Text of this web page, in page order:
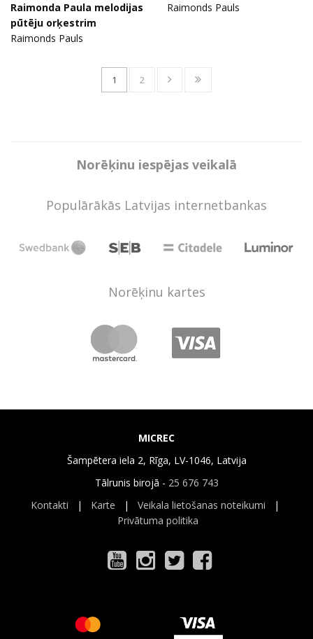
Raimonda Paula melodijas
pūtēju orķestrim
Raimonds Pauls
Raimonds Pauls
1 2
Norēķinu iespējas veikalā
Populārākās Latvijas internetbankas
Norēķinu kartes
MICREC
Šampētera iela 2, Rīga, LV-1046, Latvija
Tālrunis birojā - 25 676 743
Kontakti | Karte | Veikala lietošanas noteikumi |
Privātuma politika